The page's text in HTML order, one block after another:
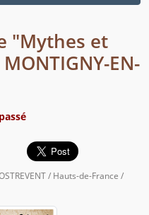
"Mythes et
EN-
/ Hauts-de-France /